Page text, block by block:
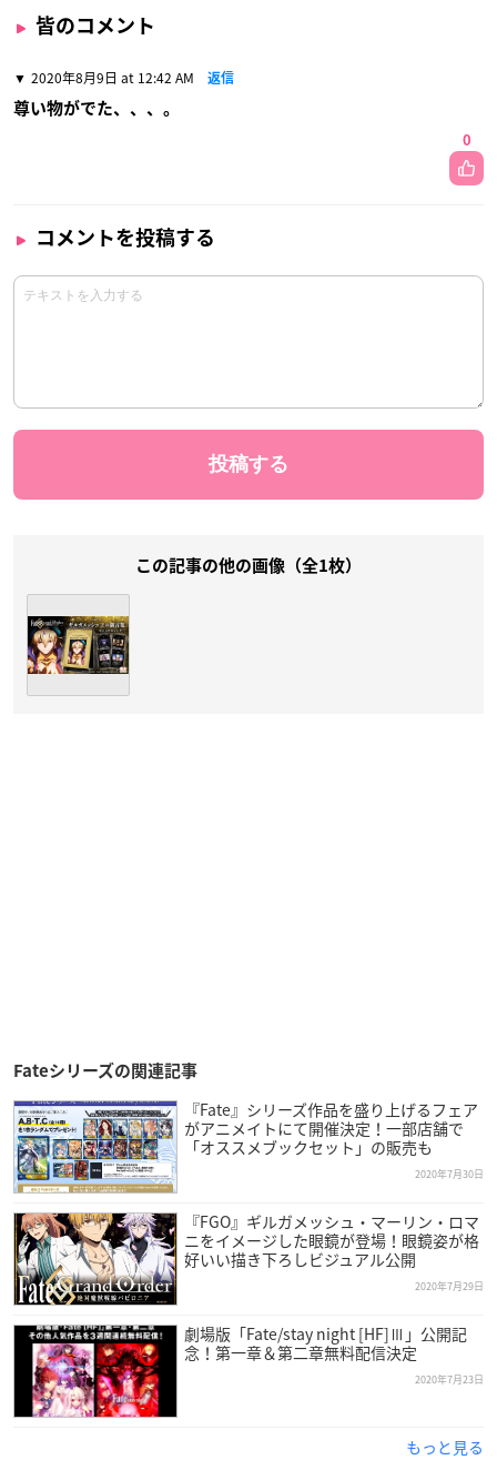
皆のコメント
2020年8月9日 at 12:42 AM 返信
尊い物がでた、、、。
0
コメントを投稿する
この記事の他の画像（全1枚）
Fateシリーズの関連記事
『Fate』シリーズ作品を盛り上げるフェア
がアニメイトにて開催決定！一部店舗で
「オススメブックセット」の販売も
2020年7月30日
『FGO』ギルガメッシュ・マーリン・ロマ
ニをイメージした眼鏡が登場！眼鏡姿が格
好いい描き下ろしビジュアル公開
2020年7月29日
劇場版「Fate/stay night [HF]Ⅲ」公開記
念！第一章＆第二章無料配信決定
2020年7月23日
もっと見る